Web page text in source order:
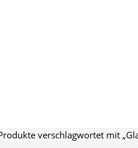
verschlagwortet mit